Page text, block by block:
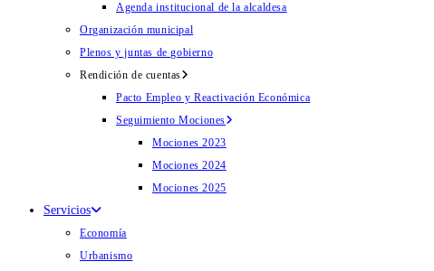
Agenda institucional de la alcaldesa
Organización municipal
Plenos y juntas de gobierno
Rendición de cuentas
Pacto Empleo y Reactivación Económica
Seguimiento Mociones
Mociones 2023
Mociones 2024
Mociones 2025
Servicios
Economía
Urbanismo